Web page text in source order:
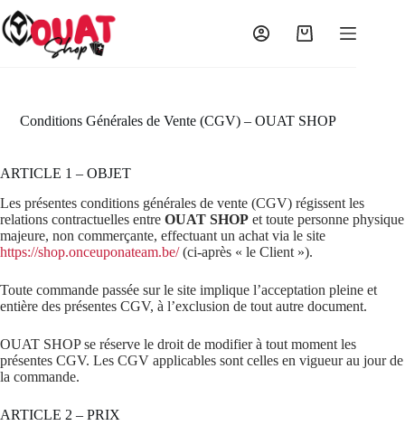
Passer
au
contenu
Panier
Conditions Générales de Vente (CGV) – OUAT SHOP
ARTICLE 1 – OBJET
Les présentes conditions générales de vente (CGV) régissent les
relations contractuelles entre OUAT SHOP et toute personne physique
majeure, non commerçante, effectuant un achat via le site
https://shop.onceuponateam.be/(ci-après « le Client »).
Toute commande passée sur le site implique l’acceptation pleine et
entière des présentes CGV, à l’exclusion de tout autre document.
OUAT SHOP se réserve le droit de modifier à tout moment les
présentes CGV. Les CGV applicables sont celles en vigueur au jour de
la commande.
ARTICLE 2 – PRIX